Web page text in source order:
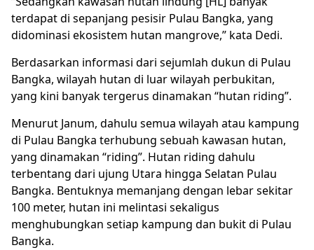
terdapat di sepanjang pesisir Pulau Bangka, yang
didominasi ekosistem hutan mangrove,” kata Dedi.
Berdasarkan informasi dari sejumlah dukun di Pulau
Bangka, wilayah hutan di luar wilayah perbukitan,
yang kini banyak tergerus dinamakan “hutan riding”.
Menurut Janum, dahulu semua wilayah atau kampung
di Pulau Bangka terhubung sebuah kawasan hutan,
yang dinamakan “riding”. Hutan riding dahulu
terbentang dari ujung Utara hingga Selatan Pulau
Bangka. Bentuknya memanjang dengan lebar sekitar
100 meter, hutan ini melintasi sekaligus
menghubungkan setiap kampung dan bukit di Pulau
Bangka.